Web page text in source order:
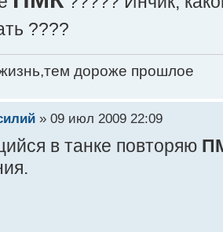
????
дороже прошлое
» 09 июл 2009 22:09
в танке повторяю